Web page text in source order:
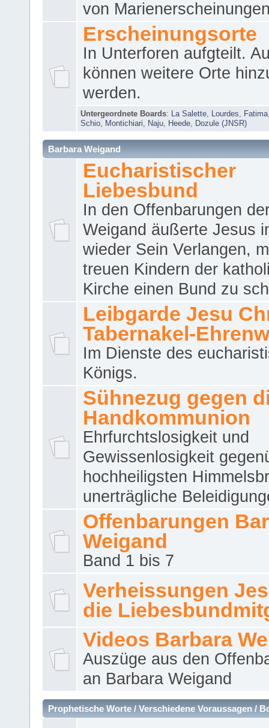
von
Erscheinungsorte
In Unterforen aufgteilt.
können weitere Orte
werden.
Untergeordnete Boards: La Salette Lourdes Fatima
Schio
Montichiari Naju Heede Dozule (JNSR)
Barbara Weigand
Eucharistischer
Liebesbund
In den Offenbarungen
Weigand äußerte Jesus
wieder Sein Verlangen,
treuen Kindern der
Kirche einen Bund zu
Leibgarde Jesu
Tabernakel-
Im Dienste des
Königs.
Sühnezug gegen
Handkommunion
Ehrfurchtslosigkeit und
Gewissenlosigkeit
hochheiligsten
unerträgliche
Offenbarungen
Weigand
Band 1 bis 7
Verheissungen
die
Videos Barbara
Auszüge aus den
an Barbara Weigand
Prophetische Worte / Verschiedene Voraussagen /